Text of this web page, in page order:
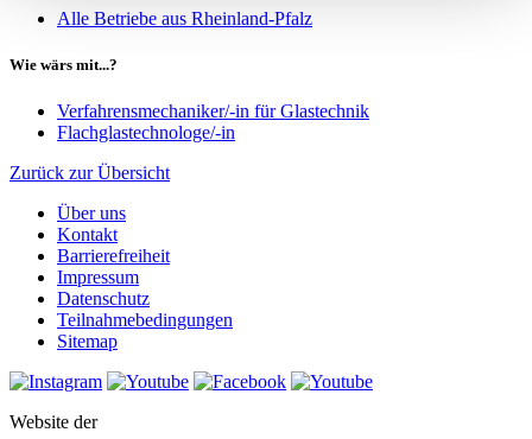
Alle Betriebe aus Rheinland-Pfalz
Wie wärs mit...?
Verfahrens­mechaniker/-in für Glas­technik
Flachglas­technologe/-in
Zurück zur Übersicht
Über uns
Kontakt
Barrierefreiheit
Impressum
Datenschutz
Teilnahmebedingungen
Sitemap
Website der